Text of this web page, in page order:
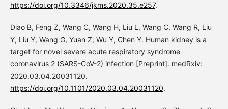
https://doi.org/10.3346/jkms.2020.35.e257.
Diao B, Feng Z, Wang C, Wang H, Liu L, Wang C, Wang R, Liu
Y, Liu Y, Wang G, Yuan Z, Wu Y, Chen Y. Human kidney is a
target for novel severe acute respiratory syndrome
coronavirus 2 (SARS-CoV-2) infection [Preprint]. medRxiv:
2020.03.04.20031120.
https://doi.org/10.1101/2020.03.04.20031120.